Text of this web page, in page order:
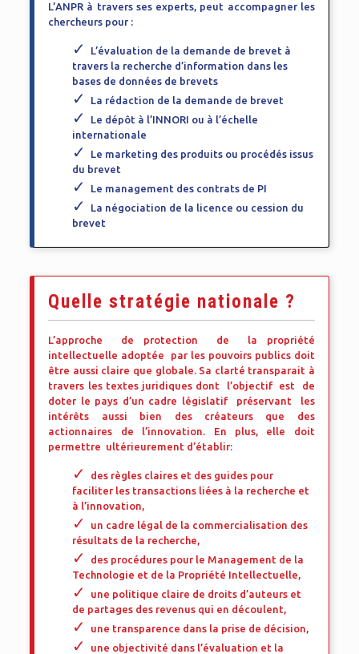
L’ANPR à travers ses experts, peut accompagner les
chercheurs pour :
L’évaluation de la demande de brevet à
travers la recherche d’information dans les
bases de données de brevets
La rédaction de la demande de brevet
Le dépôt à l’INNORI ou à l’échelle
internationale
Le marketing des produits ou procédés issus
du brevet
Le management des contrats de PI
La négociation de la licence ou cession du
brevet
Quelle stratégie nationale ?
L’approche de protection de la propriété
intellectuelle adoptée par les pouvoirs publics doit
être aussi claire que globale. Sa clarté transparait à
travers les textes juridiques dont l’objectif est de
doter le pays d’un cadre législatif préservant les
intérêts aussi bien des créateurs que des
actionnaires de l’innovation. En plus, elle doit
permettre ultérieurement d’établir:
des règles claires et des guides pour
faciliter les transactions liées à la recherche et
à l’innovation,
un cadre légal de la commercialisation des
résultats de la recherche,
des procédures pour le Management de la
Technologie et de la Propriété Intellectuelle,
une politique claire de droits d’auteurs et
de partages des revenus qui en découlent,
une transparence dans la prise de décision,
une objectivité dans l’évaluation et la